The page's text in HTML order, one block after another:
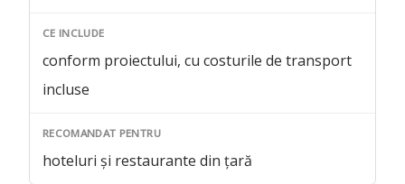
conform proiectului, cu costurile de transport
incluse
hoteluri și restaurante din țară